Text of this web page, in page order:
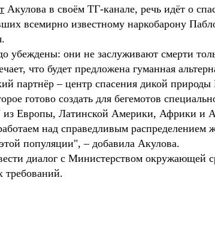
Акулова в своём ТГ-канале, речь идёт о
всемирно известному наркобарону
убеждены: они не заслуживают смерти
что будет предложена гуманная
партнёр – центр спасения дикой
готово создать для бегемотов
Европы, Латинской Америки, Африки и
над справедливым
популяции", – добавила Акулова.
диалог с Министерством окружающей
требований.